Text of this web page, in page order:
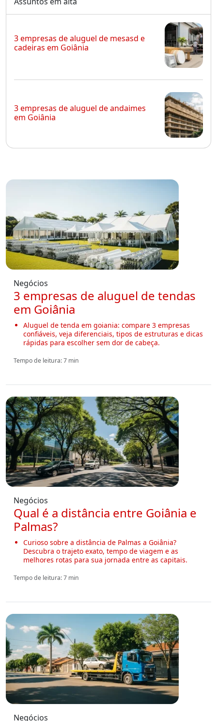
3 empresas de aluguel de mesasd e
cadeiras em Goiânia
3 empresas de aluguel de andaimes
em Goiânia
Negócios
3 empresas de aluguel de tendas
em Goiânia
Aluguel de tenda em goiania: compare 3 empresas
confiáveis, veja diferenciais, tipos de estruturas e dicas
rápidas para escolher sem dor de cabeça.
Tempo de leitura: 7 min
Negócios
Qual é a distância entre Goiânia e
Palmas?
Curioso sobre a distância de Palmas a Goiânia?
Descubra o trajeto exato, tempo de viagem e as
melhores rotas para sua jornada entre as capitais.
Tempo de leitura: 7 min
Negócios